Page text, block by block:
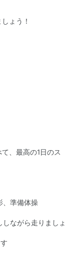
ょう！
、最高の1日のス
、準備体操
ながら走りましょ